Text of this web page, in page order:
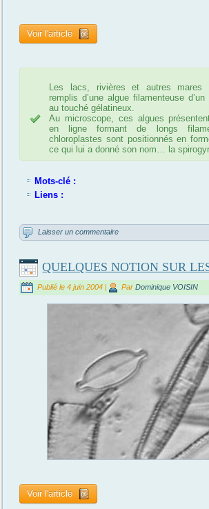
Voir l'article
Les lacs, rivières et autres mares
remplis d’une algue filamenteuse
au touché gélatineux.
Au microscope, ces algues
en ligne formant de longs
chloroplastes sont positionnés en
ce qui lui a donné son nom… la
Mots-clé :
Liens :
Laisser un commentaire
QUELQUES NOTION SUR
Publié le 4 juin 2004 | Par Dominique VOISIN
Voir l'article